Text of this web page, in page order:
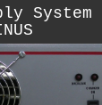
System